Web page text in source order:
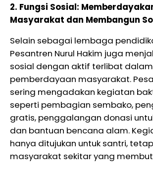
2. Fungsi Sosial:
Masyarakat dan Membangun
Selain sebagai lembaga
Pesantren Nurul Hakim juga
sosial dengan aktif terlibat dalam
pemberdayaan masyarakat.
sering mengadakan kegiatan
seperti pembagian sembako,
gratis, penggalangan donasi
dan bantuan bencana alam.
hanya ditujukan untuk santri,
masyarakat sekitar yang